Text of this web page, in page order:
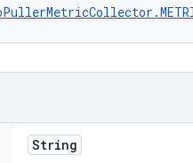
String